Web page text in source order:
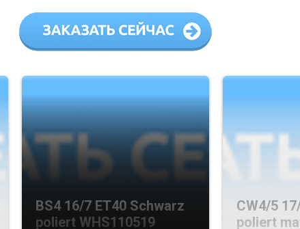
BS4 16/7 ET40 Schwarz
poliert WHS110519
CW4/5
poliert